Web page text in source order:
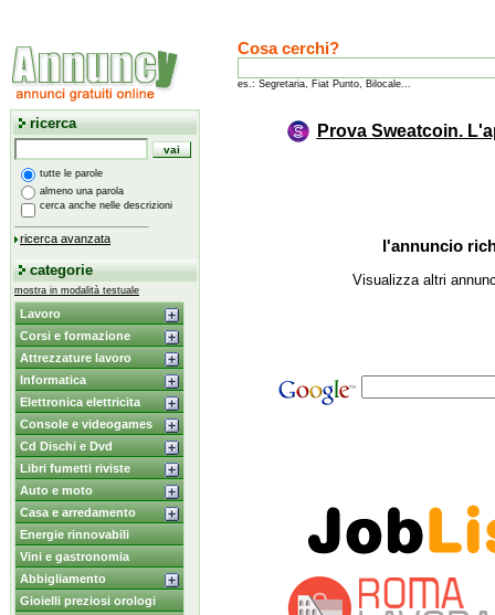
Cosa cerchi?
es.: Segretaria, Fiat Punto, Bilocale...
ricerca
tutte le parole
almeno una parola
cerca anche nelle descrizioni
ricerca avanzata
categorie
mostra in modalità testuale
Lavoro
Corsi e formazione
Attrezzature lavoro
Informatica
Elettronica elettricita
Console e videogames
Cd Dischi e Dvd
Libri fumetti riviste
Auto e moto
Casa e arredamento
Energie rinnovabili
Vini e gastronomia
Abbigliamento
Gioielli preziosi orologi
Prova Sweatcoin.
l'annuncio
Visualizza altri